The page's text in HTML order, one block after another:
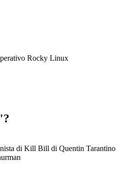
Rocky Linux
di Kill Bill di Quentin Tarantino